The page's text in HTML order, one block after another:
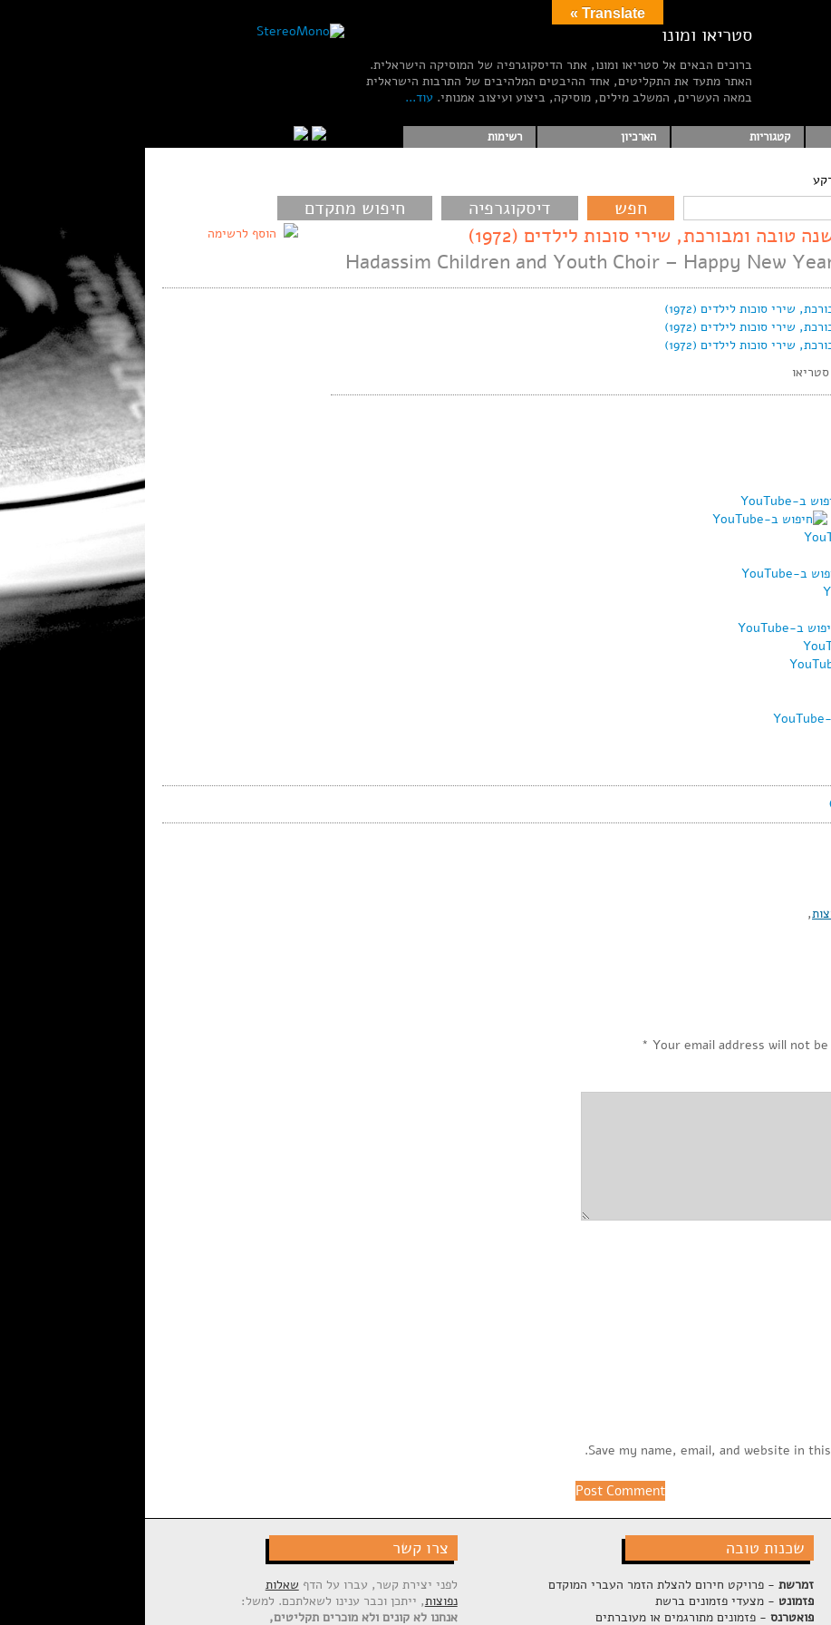
סטריאו ומונו
ברוכים הבאים אל סטריאו ומונו, אתר הדיסקוגרפיה של המוסיקה הישראלית.
האתר מתעד את התקליטים, אחד ההיבטים המלהיבים של התרבות הישראלית
במאה העשרים, המשלב מילים, מוסיקה, ביצוע ועיצוב אמנותי. עוד...
קטגוריות הארכיון רשימות
דיסקוגרפיה חיפוש מתקדם
הוסף לרשימה
ומבורכת, שירי סוכות לילדים (1972)
Hadassim Children and Youth Choir – Happy New
,
Your email address will not
*
Save my name, email, and website in
צרו קשר
לפני יצירת קשר, עברו על הדף שאלות
נפוצות, ייתכן וכבר ענינו לשאלתכם. למשל:
אנחנו לא קונים ולא מוכרים תקליטים,
שכנות טובה
זמרשת- פרויקט חירום להצלת הזמר העברי המוקדם
פזמונט - מצעדי פזמונים ברשת
פואטרנס- פזמונים מתורגמים או מעוברתים
Translate »